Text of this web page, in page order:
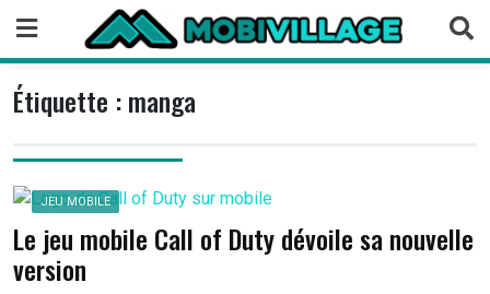
content
Étiquette :manga
JEU MOBILE
Le jeu mobile Call of Duty dévoile sa nouvelle
version